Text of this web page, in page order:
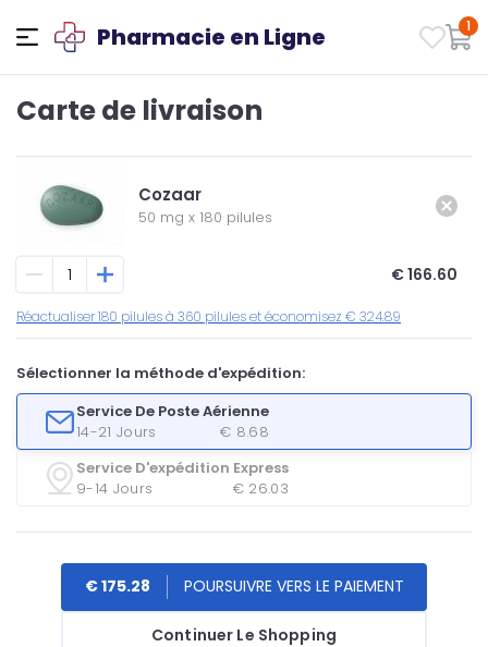
Pharmacie en Ligne 1
Carte de livraison
Cozaar
50 mg x 180 pilules
€ 166.60
Réactualiser 180 pilules à 360 pilules et économisez € 324.89
Sélectionner la méthode d'expédition:
Service De Poste Aérienne
14-21 Jours
€ 8.68
Service D'expédition Express
9-14 Jours
€ 26.03
Continuer Le Shopping
€ 175.28